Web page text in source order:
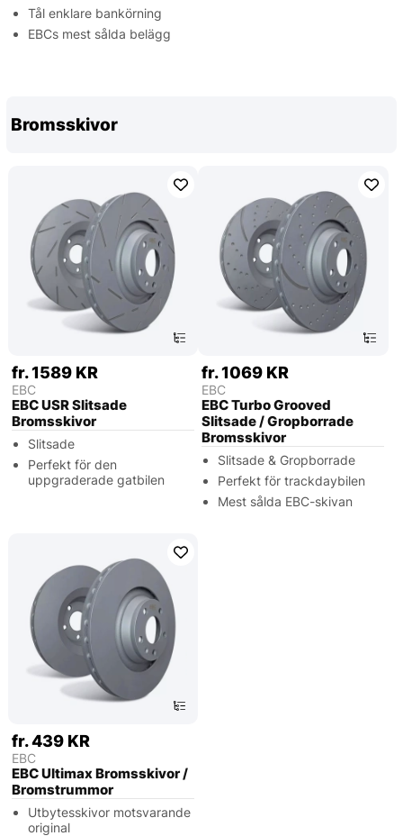
Tål enklare bankörning
EBCs mest sålda belägg
Bromsskivor
fr. 1589 KR
EBC
EBC USR Slitsade
Bromsskivor
Slitsade
Perfekt för den
uppgraderade gatbilen
fr. 1069 KR
EBC
EBC Turbo Grooved
Slitsade / Gropborrade
Bromsskivor
Slitsade & Gropborrade
Perfekt för trackdaybilen
Mest sålda EBC-skivan
fr. 439 KR
EBC
EBC Ultimax Bromsskivor /
Bromstrummor
Utbytesskivor motsvarande
original